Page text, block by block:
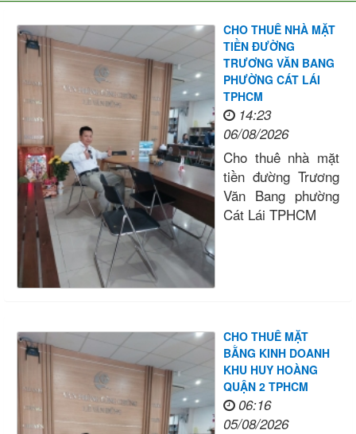
CHO THUÊ NHÀ MẶT
TIỀN ĐƯỜNG
TRƯƠNG VĂN BANG
PHƯỜNG CÁT LÁI
TPHCM
14:23
06/08/2026
Cho thuê nhà mặt
tiền đường Trương
Văn Bang phường
Cát Lái TPHCM
CHO THUÊ MẶT
BẰNG KINH DOANH
KHU HUY HOÀNG
QUẬN 2 TPHCM
06:16
05/08/2026